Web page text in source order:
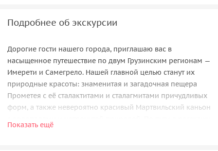
Подробнее об экскурсии
Дорогие гости нашего города, приглашаю вас в
насыщенное путешествие по двум Грузинским регионам —
Имерети и Самегрело. Нашей главной целью станут их
природные красоты: знаменитая и загадочная пещера
Прометея с её сталактитами и сталагмитами причудливых
форм, а также невероятно красивый Мартвильский каньон
вам множество интересных фактов о стране, традициях,
Показать ещё